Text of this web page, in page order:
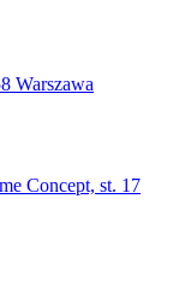
Warszawa
Concept, st. 17